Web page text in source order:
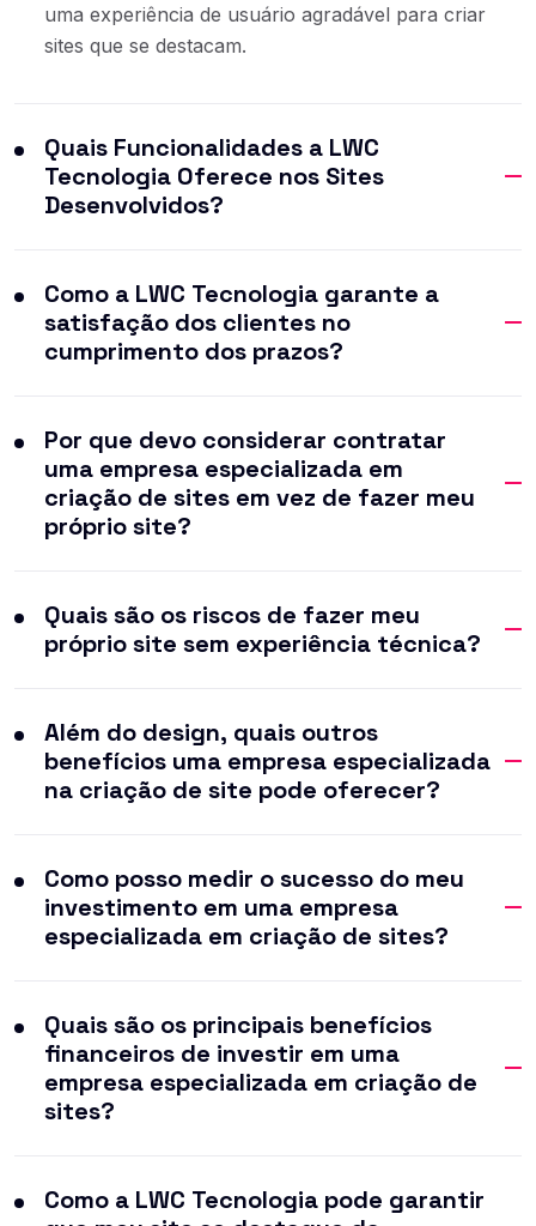
uma experiência de usuário agradável para criar
sites que se destacam.
Quais Funcionalidades a LWC
Tecnologia Oferece nos Sites
Desenvolvidos?
Como a LWC Tecnologia garante a
satisfação dos clientes no
cumprimento dos prazos?
Por que devo considerar contratar
uma empresa especializada em
criação de sites em vez de fazer meu
próprio site?
Quais são os riscos de fazer meu
próprio site sem experiência técnica?
Além do design, quais outros
benefícios uma empresa especializada
na criação de site pode oferecer?
Como posso medir o sucesso do meu
investimento em uma empresa
especializada em criação de sites?
Quais são os principais benefícios
financeiros de investir em uma
empresa especializada em criação de
sites?
Como a LWC Tecnologia pode garantir